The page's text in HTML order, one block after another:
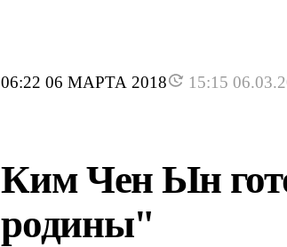
06:22 06 МАРТА 2018 15:15
Ким Чен Ын
родины"